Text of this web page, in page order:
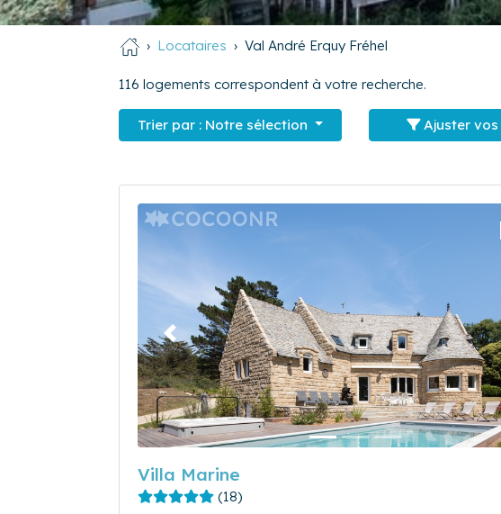
Locataires Val André Erquy Fréhel
116 logements correspondent à votre recherche.
Trier par : Notre sélection Ajuster vos
Précédent
Villa Marine
(18)